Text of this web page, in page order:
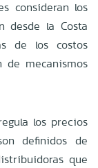
consideran los
desde la Costa
de los costos
mecanismos
los precios
definidos de
que